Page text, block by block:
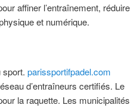
affiner l’entraînement, réduire
et numérique.
sport. parissportifpadel.com
d’entraîneurs certifiés. Le
la raquette. Les municipalités